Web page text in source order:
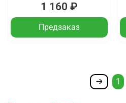
1 160 ₽
Предзаказ
1